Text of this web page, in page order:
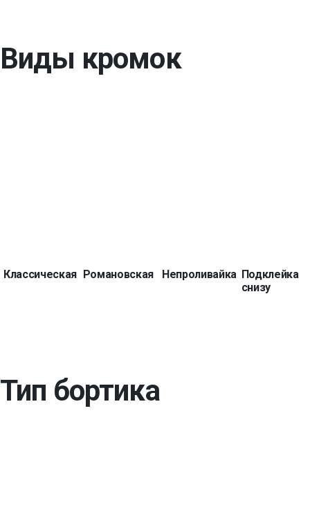
Виды кромок
Классическая Романовская Непроливайка Подклейка
снизу
Тип бортика